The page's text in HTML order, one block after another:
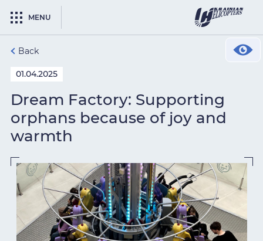
MENU
Back
01.04.2025
Dream Factory: Supporting
orphans because of joy and
warmth